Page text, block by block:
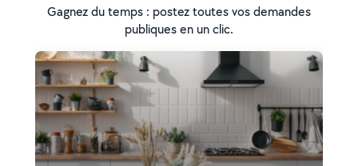
Gagnez du temps : postez toutes vos demandes
publiques en un clic.